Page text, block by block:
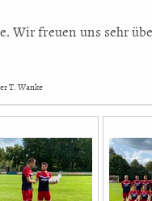
Wir freuen uns sehr
T. Wanke